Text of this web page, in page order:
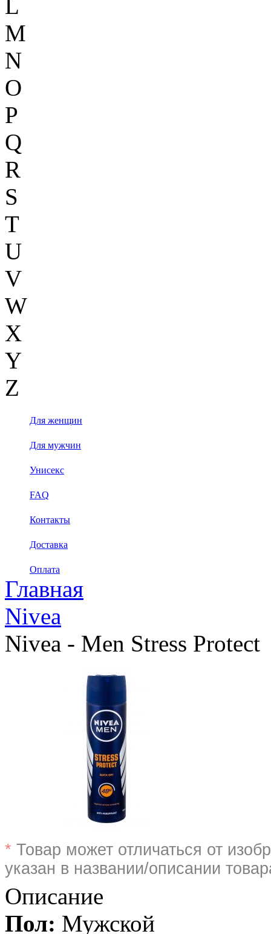
L
M
N
O
P
Q
R
S
T
U
V
W
X
Y
Z
Для женщин
Для мужчин
Унисекс
FAQ
Контакты
Доставка
Оплата
Главная
Nivea
Nivea - Men Stress Protect
* Товар может отличаться от
указан в названии/описании
Описание
Пол: Мужской